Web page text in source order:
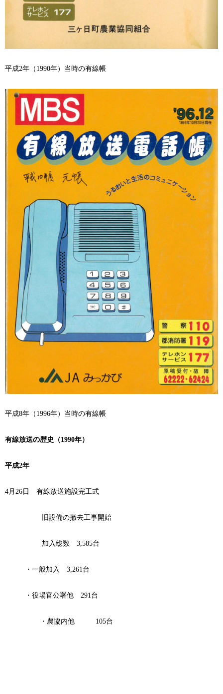
平成2年（ 1990年）当時の有線帳
平成8年（ 1996年）当時の有線帳
有線放送の歴史（1990年）
平成2年
4月 26 日 有線放送施設完工式
旧設備の撤去工事開始
加入総数 3,585台
・一般加入 3,261台
・役場官公署他 291台
・農協内他 105台